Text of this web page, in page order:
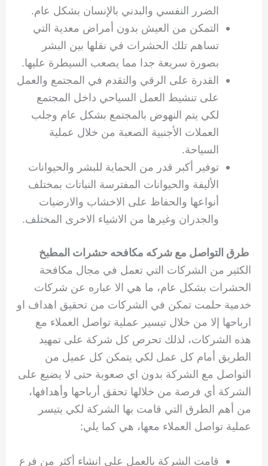
الضرر النفسي والبدني بالإنسان بشكل عام.
التمكن من العيش بدون أمراض معدية التي
تساهم تلك الحشرات في نقلها بين البشر
بصورة سريعة جدا مما يصعب السيطرة عليها.
القدرة على الرقي والتقدم في المجتمع والعمل
على تنشيط العمل السياحي داخل المجتمع
لكي يتم النهوض بالمجتمع بشكل عام وجلب
العملات الأجنبية الصعبة من خلال عملية
السياحة.
توفير أكبر قدر من الحماية للبشر والحيوانات
الأليفة والحيوانات المفترسة النباتات بمختلف
أنواعها والحفاظ على الاخشاب والارضيات
والجدران وغيرها من الاشياء الاخرى المختلف.
طرق التواصل مع شركه مكافحه حشرات المطبخ
الكثير من الشركات التي تعمل في مجال مكافحة
الحشرات بشكل عام، ما هي الا عباره عن شركات
خدمية حلمت تمكن في الشركات من تحقيق اهداف او
ارباحها إلا من خلال تيسير عملية تواصل العملاء مع
هذه الشركات، لذلك تحرص كل شركة على تمهيد
الطريق أمام كل عمل لكي يتمكن كل عميل من
التواصل مع الشركة بدون اي صعوبة حتى لا يضيع على
الشركة أي فرصة من خلالها تحقق أرباحها وأهدافها،
من أهم الطرق التي قامت بها الشركة لكي يتيسر
عملية تواصل العملاء معها، هي كما يلي:
قامت الشركة بالعمل على انشاء أكثر من فرع